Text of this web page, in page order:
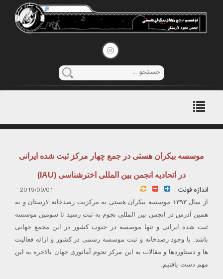
منوی
اصلی
موسسه بیکران هستی در جمع چهار مرکز ثبت شده ایرانی
در اتحادیه انجمن بین المللی اخترشناسی (IAU)
اندازه فونت : 2019/09/01
از سال ۱۳۹۳ موسسه بیکران هستی به مرکزیت رصدخانه لارستان و به
همین آدرس در انجمن بین المللی نجوم به ثبت رسید تا سومین موسسه
ثبت شده ایرانی و تنها موسسه در جنوب کشور در این مجمع جهانی
باشد. با وجود رصدخانه و ثبت موسسه رسمی در کشور و ارائه فعالیت
ها و دستاوردها و مقالات به این مرکز نجوم آماتوری جهان بالاخره به این
مهم دست یافتیم.